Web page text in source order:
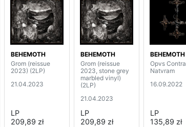
BEHEMOTH
Grom (reissue
2023) (2LP)
21.04.2023
LP
209,89 zł
BEHEMOTH
Grom (reissue
2023, stone grey
marbled vinyl)
(2LP)
21.04.2023
LP
209,89 zł
BEHEMOTH
Opvs Contra
Natvram
16.09.2022
LP
135,89 zł